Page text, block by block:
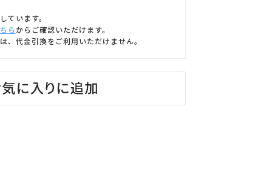
ています。
らからご確認いただけます。
、代金引換をご利用いただけません。